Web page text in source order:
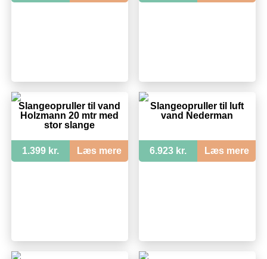
Slangeopruller til vand
Holzmann 20 mtr med
stor slange
1.399 kr. Læs mere
Slangeopruller til luft
vand Nederman
6.923 kr. Læs mere